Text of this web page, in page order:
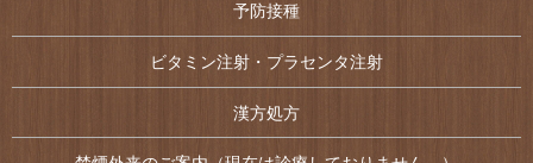
予防接種
ビタミン注射・プラセンタ注射
漢方処方